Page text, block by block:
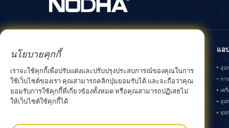
เกี่ยวกับเรา
เกี่ยวกับ NODHA
พันธมิตรของบริษัท
การพัฒนา
อุปกรณ์กลึงในสถานที่
การตัดและเชื่อมด้วยวงโคจร
เครื่องเจียรท่อแบบพกพา
แอ
อุป
กา
เค
อุป
อุป
นโยบายคุกกี้
เราจะใช้คุกกี้เพื่อปรับแต่งและปรับปรุงประสบการณ์ของคุณในการ
ใช้เว็บไซต์ของเรา คุณสามารถคลิกปุ่มยอมรับได้ และจะถือว่าคุณ
ยอมรับการใช้คุกกี้ที่เกี่ยวข้องทั้งหมด หรือคุณสามารถปฏิเสธไม่
ให้เว็บไซต์ใช้คุกกี้ได้